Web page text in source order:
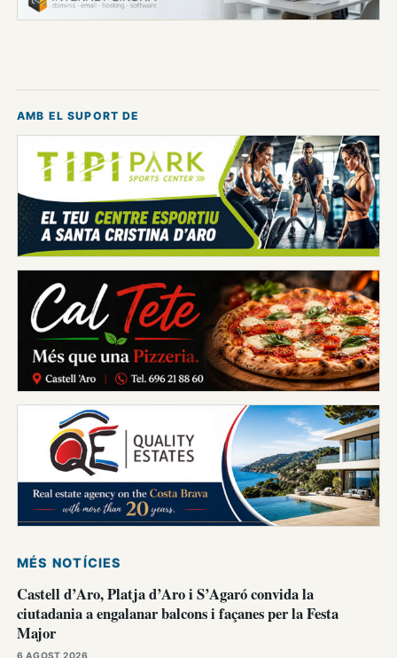
AMB EL SUPORT DE
MÉS NOTÍCIES
Castell d’Aro, Platja d’Aro i S’Agaró convida la
ciutadania a engalanar balcons i façanes per la Festa
Major
6 AGOST 2026